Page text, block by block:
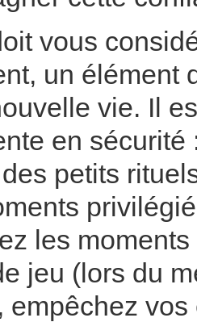
vous
un élément
vie. Il
en sécurité
petits
les
jeu (lors du
empêchez vos